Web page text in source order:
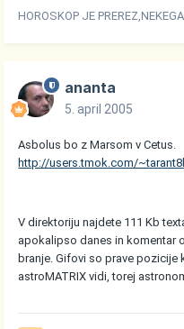
HOROSKOP JE
ananta
5. april 2005
Asbolus bo z Marsom v Cetus.
http://users.tmok.com/
V direktoriju najdete 111 Kb
apokalipso danes in komentar
branje. Gifovi so prave pozicije
astroMATRIX vidi, torej